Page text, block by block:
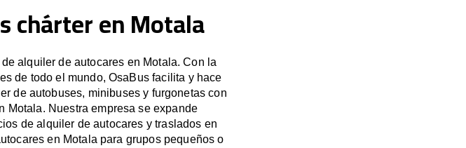
chárter en Motala
alquiler de autocares en Motala. Con la
de todo el mundo, OsaBus facilita y hace
de autobuses, minibuses y furgonetas con
Motala. Nuestra empresa se expande
de alquiler de autocares y traslados en
en Motala para grupos pequeños o